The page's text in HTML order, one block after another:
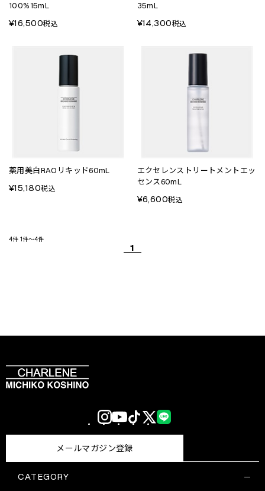
100%15mL
¥16,500税込
35mL
¥14,300税込
薬用美白RAOリキッド60mL
¥15,180税込
エクセレンストリートメントエッ
センス60mL
¥6,600税込
4件 1件～4件
1
CATEGORY
メールマガジン登録